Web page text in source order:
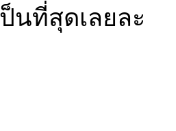
นที่สุดเลยละ